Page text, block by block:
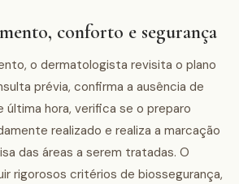
conforto e segurança
o dermatologista revisita o plano
prévia, confirma a ausência de
hora, verifica se o preparo
realizado e realiza a marcação
das áreas a serem tratadas. O
rigorosos critérios de biossegurança,